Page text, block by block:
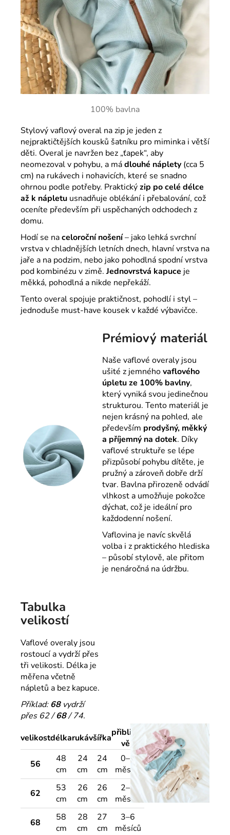
100% bavlna
Stylový vaflový overal na zip je jeden z
nejpraktičtějších kousků šatníku pro miminka i větší
děti. Overal je navržen bez „ťapek“, aby
neomezoval v pohybu, a mádlouhé náplety (cca 5
cm) na rukávech i nohavicích, které se snadno
ohrnou podle potřeby. Praktickýzip po celé délce
až k nápletu usnadňuje oblékání i přebalování, což
oceníte především při uspěchaných odchodech z
domu.
Hodí se naceloroční nošení– jako lehká svrchní
vrstva v chladnějších letních dnech, hlavní vrstva na
jaře a na podzim, nebo jako pohodlná spodní vrstva
pod kombinézu v zimě.Jednovrstvá kapuce je
měkká, pohodlná a nikde nepřekáží.
Tento overal spojuje praktičnost, pohodlí i styl –
jednoduše must-have kousek v každé výbavičce.
Prémiový materiál
Naše vaflové overaly jsou
ušité z jemnéhovaflového
úpletu ze 100% bavlny,
který vyniká svou jedinečnou
strukturou. Tento materiál je
nejen krásný na pohled, ale
především prodyšný, měkký
a příjemný na dotek. Díky
vaflové struktuře se lépe
přizpůsobí pohybu dítěte, je
pružný a zároveň dobře drží
tvar. Bavlna přirozeně odvádí
vlhkost a umožňuje pokožce
dýchat, což je ideální pro
každodenní nošení.
Vaflovina je navíc skvělá
volba i z praktického hlediska
– působí stylově, ale přitom
je nenáročná na údržbu.
Tabulka
velikostí
Vaflové overaly jsou
rostoucí a vydrží přes
tři velikosti. Délka je
měřena včetně
nápletů a bez kapuce.
Příklad: 68vydrží
přes 62 /68/ 74.
velikostdélkarukávšířkapřibližný
věk
56
48
cm
24
cm
24
cm
0–3
měsíce
62
53
cm
26
cm
26
cm
2–4
měsíce
68
58
cm
28
cm
27
cm
3–6
měsíců